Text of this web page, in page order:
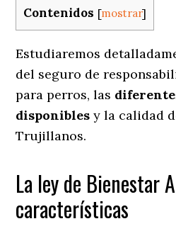
Contenidos [mostrar]
Estudiaremos
del seguro de
para perros, las
disponibles y la calidad
Trujillanos.
La ley de Bienestar
características